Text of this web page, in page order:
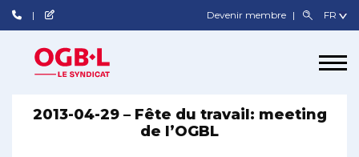
Devenir membre
2013-04-29 – Fête du travail: meeting
de l’OGBL